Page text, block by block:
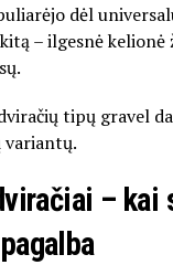
dėl
– ilgesnė kelionė
tipų gravel
variantų.
– kai